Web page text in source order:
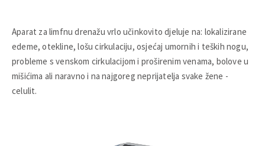
Aparat za limfnu drenažu vrlo učinkovito djeluje na: lokalizirane
edeme, otekline, lošu cirkulaciju, osjećaj umornih i teških nogu,
probleme s venskom cirkulacijom i proširenim venama, bolove u
mišićima ali naravno i na najgoreg neprijatelja svake žene -
celulit.